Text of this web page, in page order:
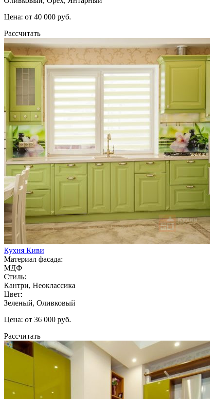
Цена: от 40 000 руб.
Рассчитать
Кухня Киви
Материал фасада:
МДФ
Стиль:
Кантри, Неоклассика
Цвет:
Зеленый, Оливковый
Цена: от 36 000 руб.
Рассчитать